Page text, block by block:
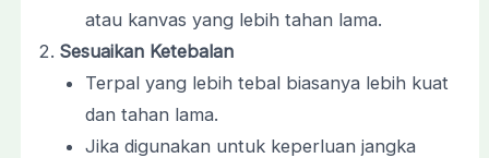
atau kanvas yang lebih tahan lama.
Sesuaikan Ketebalan
Terpal yang lebih tebal biasanya lebih kuat
dan tahan lama.
Jika digunakan untuk keperluan jangka